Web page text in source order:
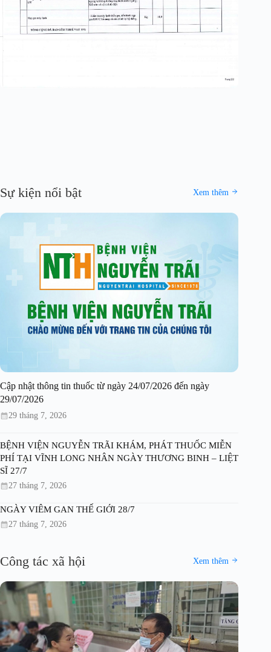
Sự kiện nổi bật Xem thêm
Cập nhật thông tin thuốc từ ngày 24/07/2026 đến ngày
29/07/2026
29 tháng 7, 2026
BỆNH VIỆN NGUYỄN TRÃI KHÁM, PHÁT THUỐC MIỄN
PHÍ TẠI VĨNH LONG NHÂN NGÀY THƯƠNG BINH – LIỆT
SĨ 27/7
27 tháng 7, 2026
NGÀY VIÊM GAN THẾ GIỚI 28/7
27 tháng 7, 2026
Công tác xã hội Xem thêm